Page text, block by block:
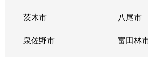
茨木市 八尾市
泉佐野市 富田林